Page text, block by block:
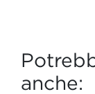
anche: